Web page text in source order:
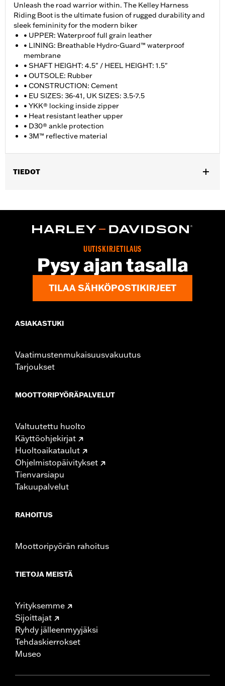
Unleash the road warrior within. The Kelley Harness
Riding Boot is the ultimate fusion of rugged durability and
sleek femininity for the modern biker
• UPPER: Waterproof full grain leather
• LINING: Breathable Hydro-Guard™ waterproof
membrane
• SHAFT HEIGHT: 4.5" / HEEL HEIGHT: 1.5"
• OUTSOLE: Rubber
• CONSTRUCTION: Cement
• EU SIZES: 36-41, UK SIZES: 3.5-7.5
• YKK® locking inside zipper
• Heat resistant leather upper
• D30® ankle protection
• 3M™ reflective material
TIEDOT
WARRANTY:Wolverine Worldwide Manufacturer Warranty �
Imported
Dimension Description:SHAFT HEIGHT: 4.5" / HEEL HEIGHT:
UUTISKIRJETILAUS
Pysy ajan tasalla
TILAA SÄHKÖPOSTIKIRJEET
ASIAKASTUKI
Vaatimustenmukaisuusvakuutus
Tarjoukset
MOOTTORIPYÖRÄPALVELUT
Valtuutettu huolto
Käyttöohjekirjat
Huoltoaikataulut
Ohjelmistopäivitykset
Tienvarsiapu
Takuupalvelut
RAHOITUS
Moottoripyörän rahoitus
TIETOJA MEISTÄ
Yrityksemme
Sijoittajat
Ryhdy jälleenmyyjäksi
Tehdaskierrokset
Museo